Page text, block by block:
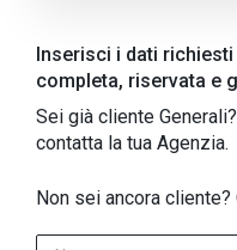
Inserisci i dati
completa, riservata e
Sei già cliente Generali?
contatta la tua Agenzia.
Non sei ancora